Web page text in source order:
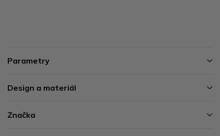
Parametry
Design a materiál
Značka